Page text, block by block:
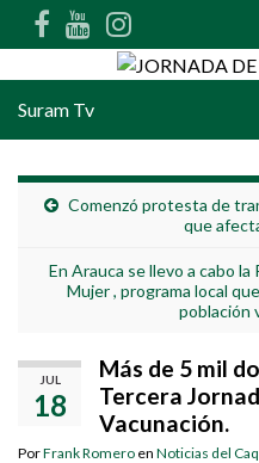
Search for:
Suram Tv
Comenzó protesta de
que
En Arauca se llevo a cabo la
Mujer , programa local
población
JUL
18
Más de 5 mil
Tercera
Vacunación.
PorFrank Romero en Noticias del